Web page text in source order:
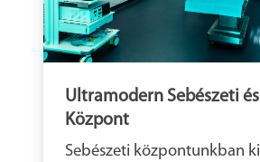
Ultramodern Sebészeti
Központ
Sebészeti központunkban